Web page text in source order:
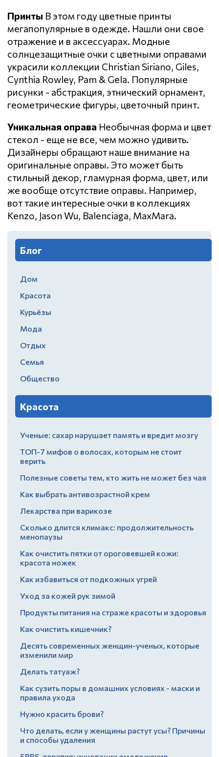
Принты В этом году цветные принты
мегапопулярные в одежде. Нашли они свое
отражение и в аксессуарах. Модные
солнцезащитные очки с цветными оправами
украсили коллекции Christian Siriano, Giles,
Cynthia Rowley, Pam & Gela. Популярные
рисунки - абстракция, этнический орнамент,
геометрические фигуры, цветочный принт.
Уникальная оправа Необычная форма и цвет
стекол - еще не все, чем можно удивить.
Дизайнеры обращают наше внимание на
оригинальные оправы. Это может быть
стильный декор, гламурная форма, цвет, или
же вообще отсутствие оправы. Например,
вот такие интересные очки в коллекциях
Kenzo, Jason Wu, Balenciaga, MaxMara.
Блог
Дом
Красота
Курьёзы
Мода
Отдых
Семья
Общество
Красота
Ученые: сахар нарушает память и вредит мозгу
ТОП-7 мифов о волосах, которым не стоит
верить
Полезные советы тем, кто жить не может без чая
Как выбрать антивозрастной крем
Лекарства при варикозе
Сколько длится климакс: продолжительность
менопаузы
Как очистить пятки от ороговевшей кожи:
красота ножек
Как избавиться от подкожных угрей
Уход за кожей рук зимой
Продукты питания на страже красоты и здоровья
Как очистить кишечник?
Десять современных женщин-ученых, которые
изменили мир
Делать татуаж?
Как сузить поры в домашних условиях - маски и
правила ухода
Нужно красить брови?
Что делать, если у женщины растут усы? Причины
и способы удаления